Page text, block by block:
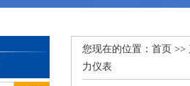
您现在的位置： 首页 >>
力仪表